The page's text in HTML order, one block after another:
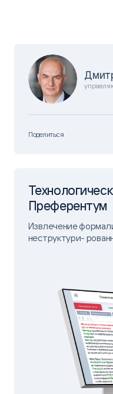
Поделиться
Преферентум
Извлечение
неструктури-